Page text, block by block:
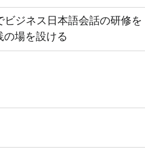
ビジネス日本語会話の研修を
場を設ける